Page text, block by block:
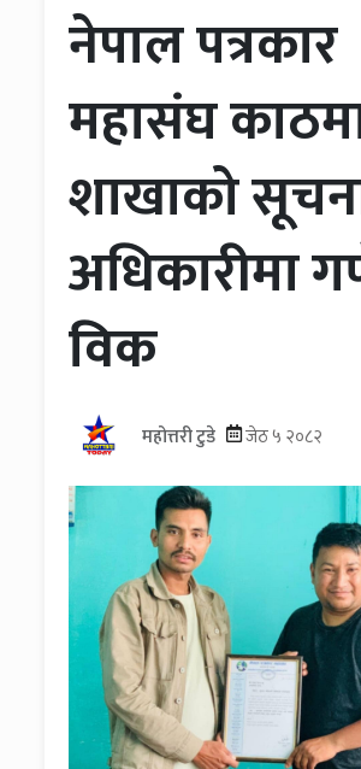
नेपाल पत्रकार
महासंघ
शाखाको
अधिकारीमा
विक
महोत्तरी टुडे जेठ ५ २०८२